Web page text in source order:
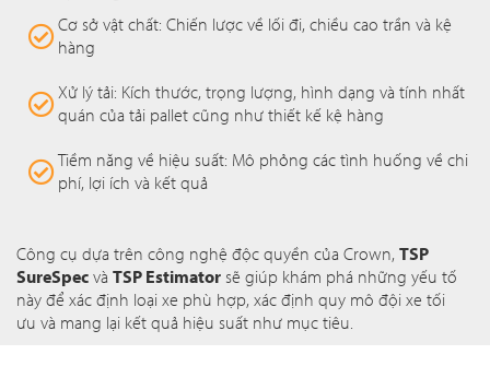
Cơ sở vật chất: Chiến lược về lối đi, chiều cao trần và kệ
hàng
Xử lý tải: Kích thước, trọng lượng, hình dạng và tính nhất
quán của tải pallet cũng như thiết kế kệ hàng
Tiềm năng về hiệu suất: Mô phỏng các tình huống về chi
phí, lợi ích và kết quả
Công cụ dựa trên công nghệ độc quyền của Crown, TSP
SureSpec và TSP Estimator sẽ giúp khám phá những yếu tố
này để xác định loại xe phù hợp, xác định quy mô đội xe tối
ưu và mang lại kết quả hiệu suất như mục tiêu.